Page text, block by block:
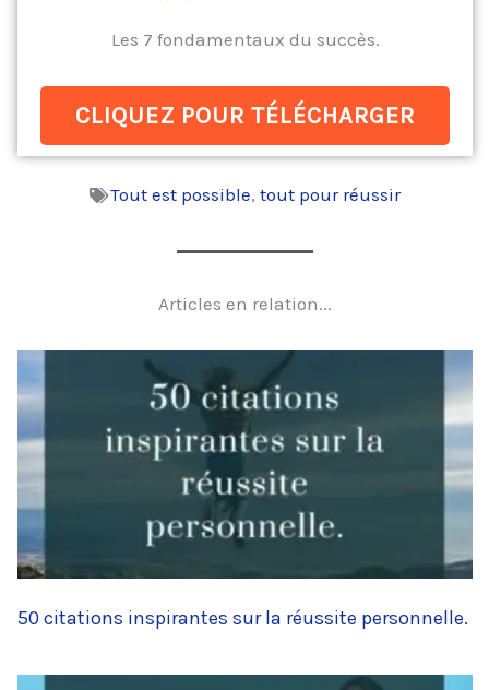
Les 7 fondamentaux du succès.
CLIQUEZ POUR TÉLÉCHARGER
Tout est possible, tout pour réussir
Articles en relation...
50 citations inspirantes sur la réussite personnelle.